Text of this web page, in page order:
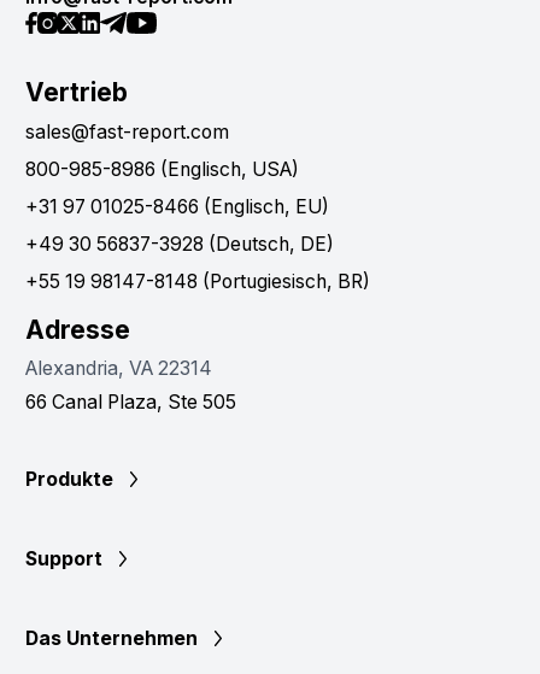
Vertrieb
sales@fast-report.com
800-985-8986 (Englisch, USA)
+31 97 01025-8466 (Englisch, EU)
+49 30 56837-3928 (Deutsch, DE)
+55 19 98147-8148 (Portugiesisch, BR)
Adresse
Alexandria, VA 22314
66 Canal Plaza, Ste 505
Produkte
Support
Das Unternehmen